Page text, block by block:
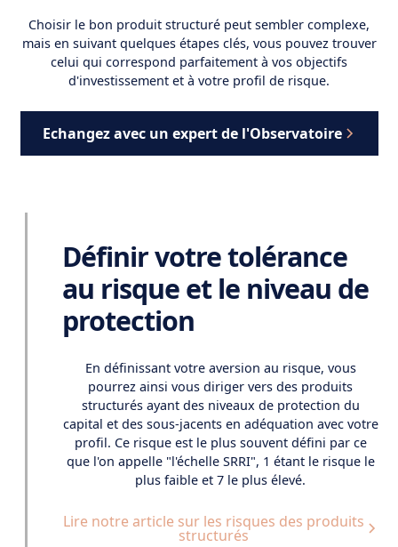
Choisir le bon produit structuré peut sembler complexe,
mais en suivant quelques étapes clés, vous pouvez trouver
celui qui correspond parfaitement à vos objectifs
d'investissement et à votre profil de risque.
Echangez avec un expert de l'Observatoire
Définir votre tolérance
au risque et le niveau de
protection
En définissant votre aversion au risque, vous
pourrez ainsi vous diriger vers des produits
structurés ayant des niveaux de protection du
capital et des sous-jacents en adéquation avec votre
profil. Ce risque est le plus souvent défini par ce
que l'on appelle "l'échelle SRRI", 1 étant le risque le
plus faible et 7 le plus élevé.
Lire notre article sur les risques des produits
structurés